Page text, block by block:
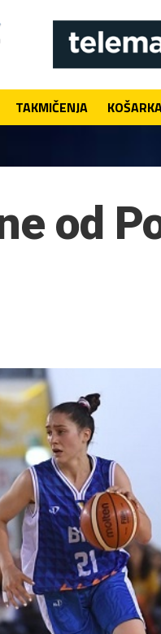
TAKMIČENJA
od